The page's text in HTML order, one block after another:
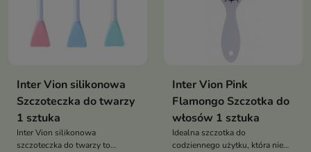
Inter Vion silikonowa
Szczoteczka do twarzy
1 sztuka
Inter Vion silikonowa
szczoteczka do twarzy to
Inter Vion Pink
Flamongo Szczotka do
włosów 1 sztuka
Idealna szczotka do
codziennego użytku, która nie